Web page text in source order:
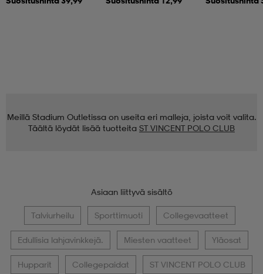
Meillä Stadium Outletissa on useita eri malleja, joista voit valita.
Täältä löydät lisää tuotteita ST VINCENT POLO CLUB
Asiaan liittyvä sisältö
Talviurheilu Sporttimuoti Collegevaatteet
Edullisia lahjavinkkejä. Miesten vaatteet Yläosat
Hupparit Collegepaidat ST VINCENT POLO CLUB